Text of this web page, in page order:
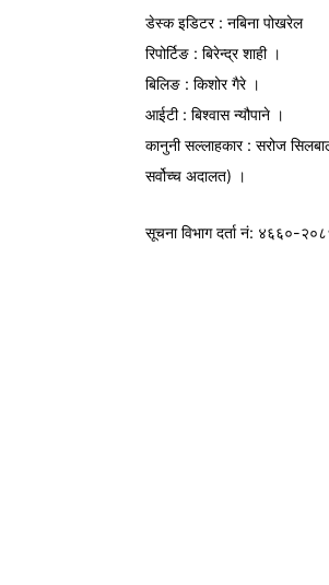
डेस्क इडिटर : नबिना पोखरेल
रिपोर्टिङ : बिरेन्द्र शाही ।
बिलिङ : किशोर गैरे ।
आईटी : बिश्वास न्यौपाने ।
कानुनी सल्लाहकार : सरोज
सर्वोच्च अदालत) ।
सूचना विभागदर्ता नं: ४६६०-